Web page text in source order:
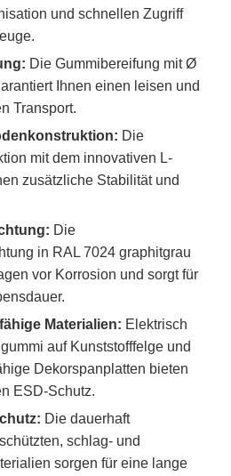
und schnellen Zugriff
Die Gummibereifung mit Ø
Ihnen einen leisen und
Transport.
Die
mit dem innovativen L-
zusätzliche Stabilität und
Die
in RAL 7024 graphitgrau
vor Korrosion und sorgt für
Materialien: Elektrisch
auf Kunststofffelge und
Dekorspanplatten bieten
ESD-Schutz.
Die dauerhaft
schlag- und
sorgen für eine lange